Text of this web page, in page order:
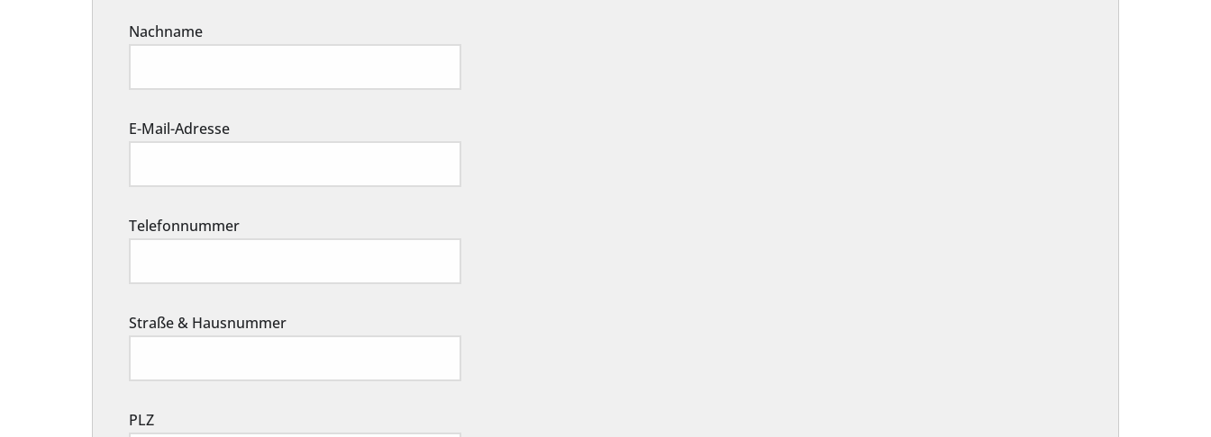
Nachname
E-Mail-Adresse
Telefonnummer
Straße & Hausnummer
PLZ